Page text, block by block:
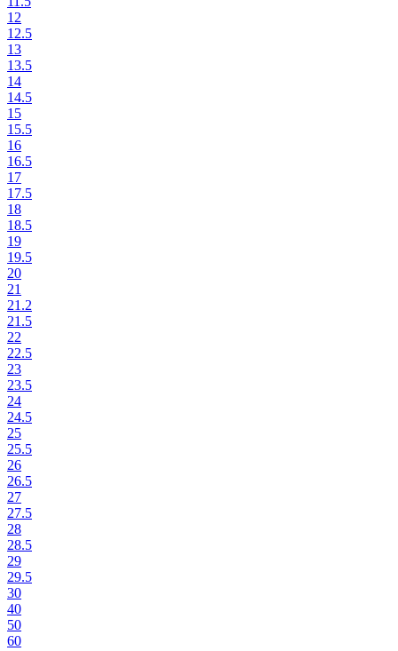
12
12.5
13
13.5
14
14.5
15
15.5
16
16.5
17
17.5
18
18.5
19
19.5
20
21
21.2
21.5
22
22.5
23
23.5
24
24.5
25
25.5
26
26.5
27
27.5
28
28.5
29
29.5
30
40
50
60